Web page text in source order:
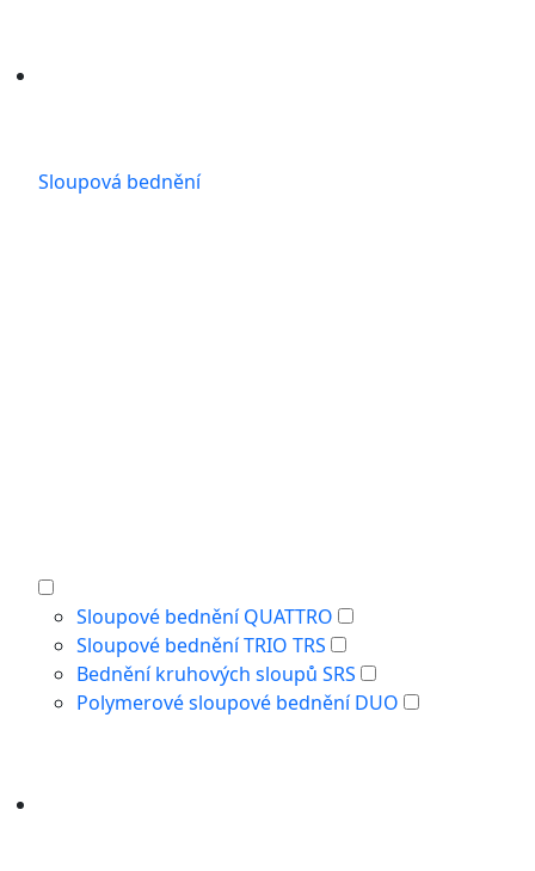
Sloupová bednění
Sloupové bednění QUATTRO
Sloupové bednění TRIO TRS
Bednění kruhových sloupů SRS
Polymerové sloupové bednění DUO